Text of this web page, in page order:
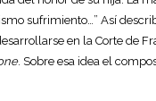
sufrimiento…” Así
en la Corte de
. Sobre esa idea el